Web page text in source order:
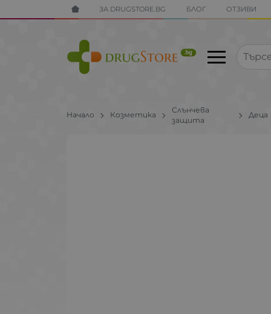
ЗА DRUGSTORE.BG БЛОГ ОТЗИВИ
Начало Козметика
Слънчева
защита
Деца